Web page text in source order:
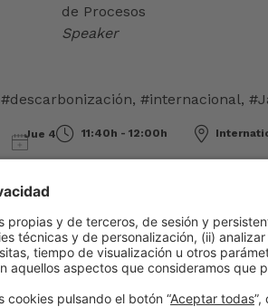
de Procesos
Speaker
#descarbonización, #internacional,
Jue 4 11:40h - 12:00h